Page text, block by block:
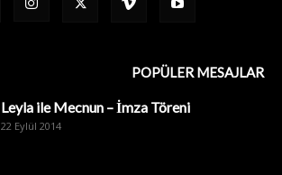
POPÜLER MESAJLAR
Leyla ile Mecnun – İmza Töreni
22 Eylül 2014